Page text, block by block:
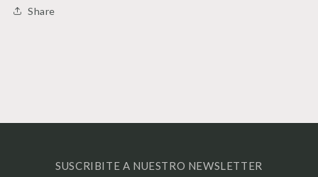
Share
SUSCRIBITE A NUESTRO NEWSLETTER